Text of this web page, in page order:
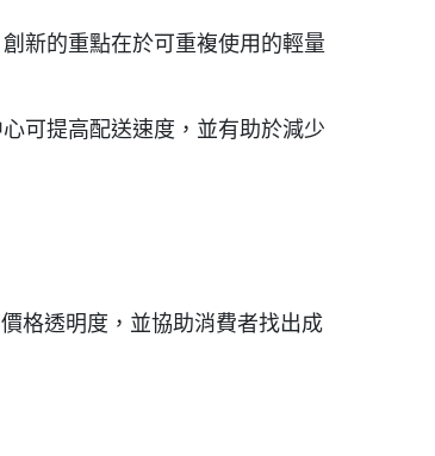
新的重點在於可重複使用的輕量
可提高配送速度，並有助於減少
格透明度，並協助消費者找出成